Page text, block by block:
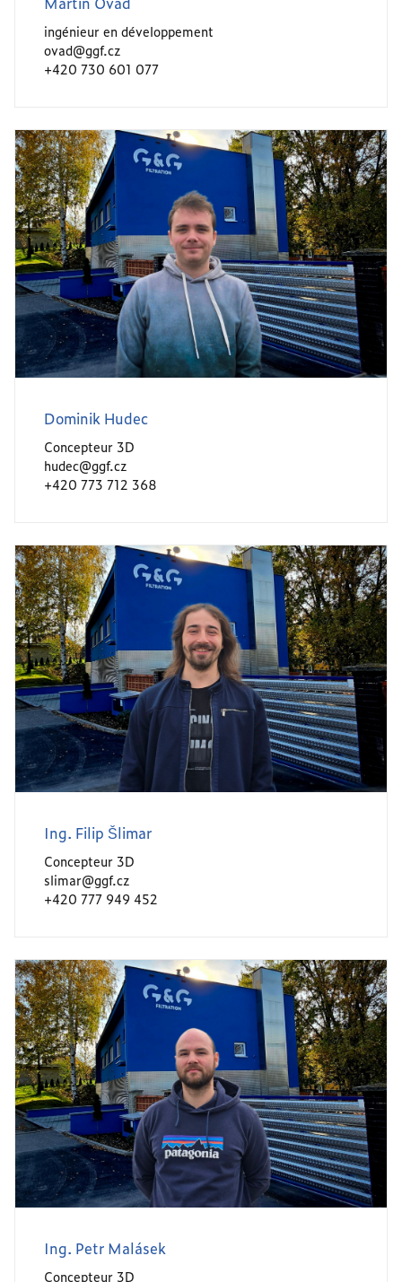
ingénieur en développement
ovad@ggf.cz
+420 730 601 077
Dominik Hudec
Concepteur 3D
hudec@ggf.cz
+420 773 712 368
Ing. Filip Šlimar
Concepteur 3D
slimar@ggf.cz
+420 777 949 452
Ing. Petr Malásek
Concepteur 3D